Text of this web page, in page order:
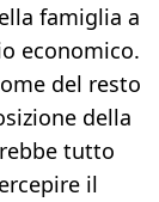
famiglia a
economico.
del resto
della
tutto
il